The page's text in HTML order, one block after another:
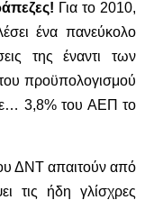
Για το 2010,
ένα πανεύκολο
της έναντι των
του προϋπολογισμού
3,8% του ΑΕΠ το
ΔΝΤ απαιτούν από
τις ήδη γλίσχρες